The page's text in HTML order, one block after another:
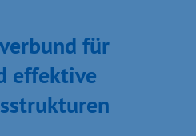
für
effektive